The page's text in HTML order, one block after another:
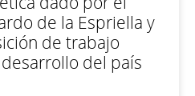
de la Espriella y
de trabajo
del país